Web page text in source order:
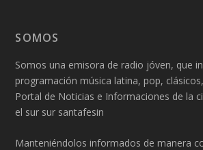
SOMOS
Somos una emisora de radio jóven, que
programación música latina, pop,
Portal de Noticias e Informaciones de la
el sur sur santafesin
Manteniéndolos informados de manera